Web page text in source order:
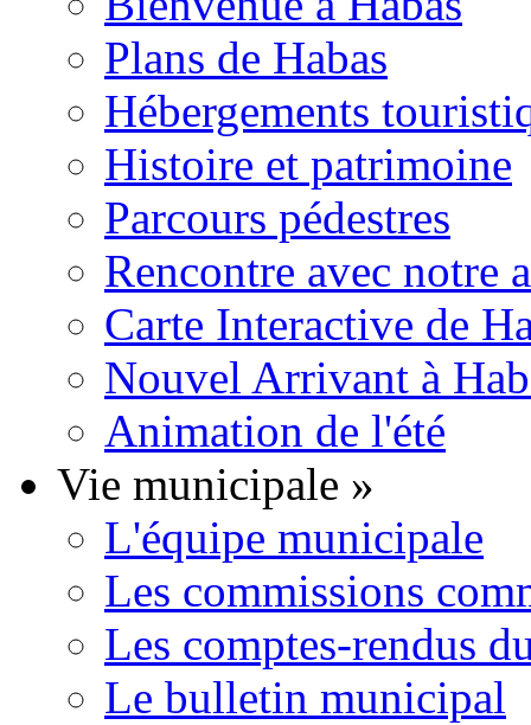
Plans de Habas
Hébergements
Histoire et patrimoine
Parcours pédestres
Rencontre avec notre
Carte Interactive de
Nouvel Arrivant à
Animation de l'été
Vie municipale »
L'équipe municipale
Les commissions
Les comptes-rendus
Le bulletin municipal